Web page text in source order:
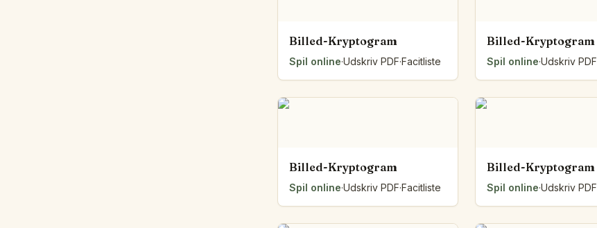
Klassens diagram
Foldearket
Talsien
Pilesporet
Tråden om figuren
Brædderne
Billed-Kryptogram
Spil online·Udskriv PDF·Facitliste
Billed-Kryptogram
Spil online·Udskriv PDF
Billed-Kryptogram
Spil online·Udskriv PDF·Facitliste
Billed-Kryptogram
Spil online·Udskriv PDF